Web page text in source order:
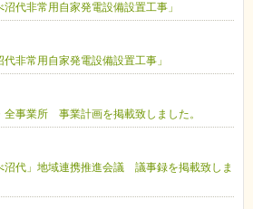
代非常用自家発電設備設置工事」
非常用自家発電設備設置工事」
事業所 事業計画を掲載致しました。
沼代」地域連携推進会議 議事録を掲載致しま